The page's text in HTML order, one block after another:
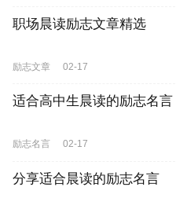
职场晨读励志文章精选
励志文章 02-17
适合高中生晨读的励志名言
励志名言 02-17
分享适合晨读的励志名言